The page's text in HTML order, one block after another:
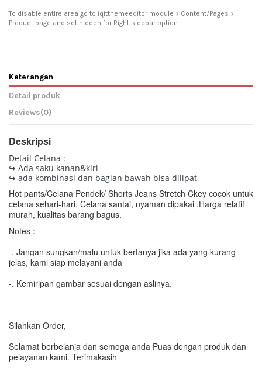
To disable entire area go to iqitthemeeditor module > Content/Pages >
Product page and set hidden for Right sidebar option
Keterangan
Detail produk
Reviews(0)
Deskripsi
Detail Celana :
↪ Ada saku kanan&kiri
↪ ada kombinasi dan bagian bawah bisa dilipat
Hot pants/Celana Pendek/ Shorts Jeans Stretch Ckey cocok untuk
celana sehari-hari, Celana santai, nyaman dipakai ,Harga relatif
murah, kualitas barang bagus.
Notes :
-. Jangan sungkan/malu untuk bertanya jika ada yang kurang
jelas, kami siap melayani anda
-. Kemiripan gambar sesuai dengan aslinya.
Silahkan Order,
Selamat berbelanja dan semoga anda Puas dengan produk dan
pelayanan kami. Terimakasih